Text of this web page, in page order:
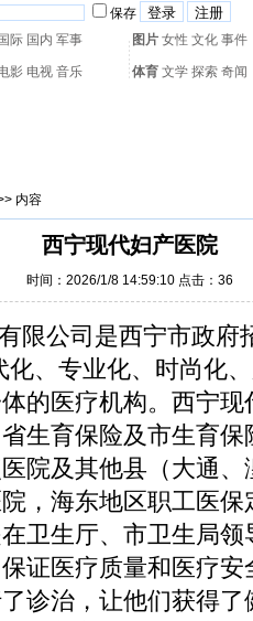
保存
国际 国内 军事 图片 女性 文化 事件
影 电视 音乐 体育 文学 探索 奇闻
内容
西宁现代妇产医院
时间：2026/1/8 14:59:10 点击： 36
限公司是西宁市政府
化、专业化、时尚化
的医疗机构。西宁
生育保险及市生育
院及其他县（大通
，海东地区职工医
卫生厅、市卫生局
证医疗质量和医疗
诊治，让他们获得